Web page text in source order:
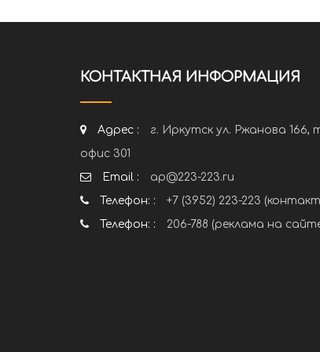
КОНТАКТНАЯ ИНФОРМАЦИЯ
Адрес :
г. Иркутск ул. Ржанова
офис 301
Email :
ap@223-223.ru
Телефон: :
+7 (3952) 223-223
Телефон: :
206-788 (реклама на